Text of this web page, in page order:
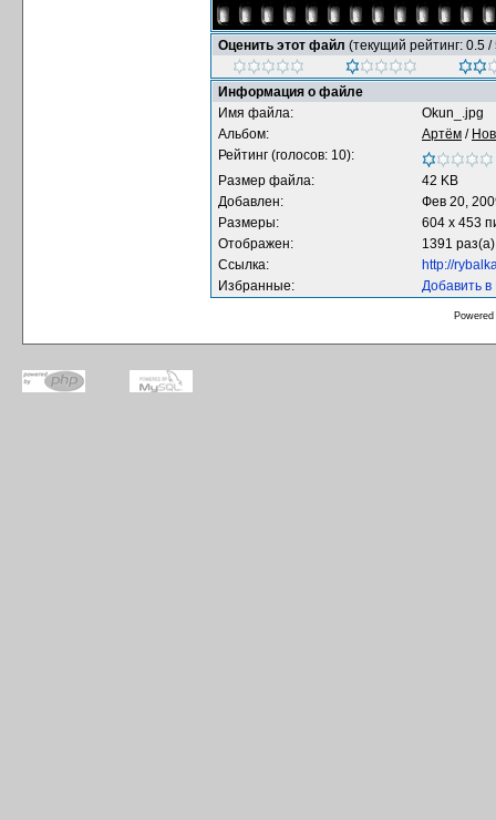
Оценить этот файл (текущий рейтинг: 0.5 /
Информация о файле
Имя файла:
Okun_.jpg
Альбом:
Артём /
Рейтинг (голосов: 10):
Размер файла:
42 KB
Добавлен:
Фев 20,
Размеры:
604 x 453
Отображен:
1391 раз(а)
Ссылка:
http://
Избранные:
Добавить